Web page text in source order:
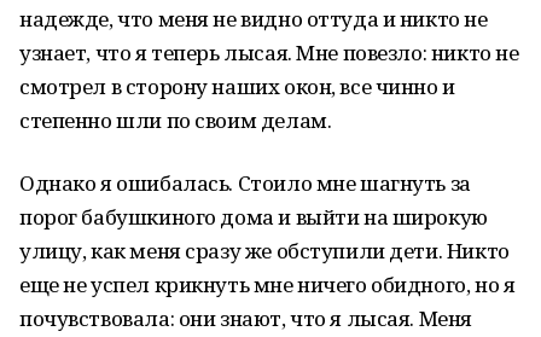
надежде, что меня не видно оттуда и никто не
узнает, что я теперь лысая. Мне повезло: никто не
смотрел в сторону наших окон, все чинно и
степенно шли по своим делам.
Однако я ошибалась. Стоило мне шагнуть за
порог бабушкиного дома и выйти на широкую
улицу, как меня сразу же обступили дети. Никто
еще не успел крикнуть мне ничего обидного, но я
почувствовала: они знают, что я лысая. Меня